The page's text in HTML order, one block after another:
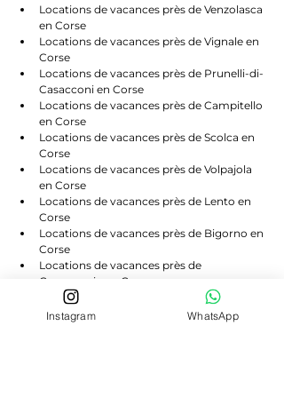
Locations de vacances près de Venzolasca
en Corse
Locations de vacances près de Vignale en
Corse
Locations de vacances près de Prunelli-di-
Casacconi en Corse
Locations de vacances près de Campitello
en Corse
Locations de vacances près de Scolca en
Corse
Locations de vacances près de Volpajola
en Corse
Locations de vacances près de Lento en
Corse
Locations de vacances près de Bigorno en
Corse
Locations de vacances près de
Canavaggia en Corse
Locations de vacances près de Castello-di-
Rostino en Corse
Instagram WhatsApp